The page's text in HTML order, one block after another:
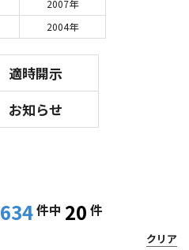
2007年
2004年
適時開示
お知らせ
クリア
634件中 20 件